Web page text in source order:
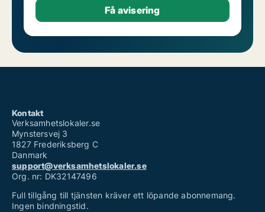
Kontakt
Verksamhetslokaler.se
Mynstersvej 3
1827 Frederiksberg C
Danmark
support@verksamhetslokaler.se
Org. nr: DK32147496
Full tillgång till tjänsten kräver ett löpande abonnemang.
Ingen bindningstid.